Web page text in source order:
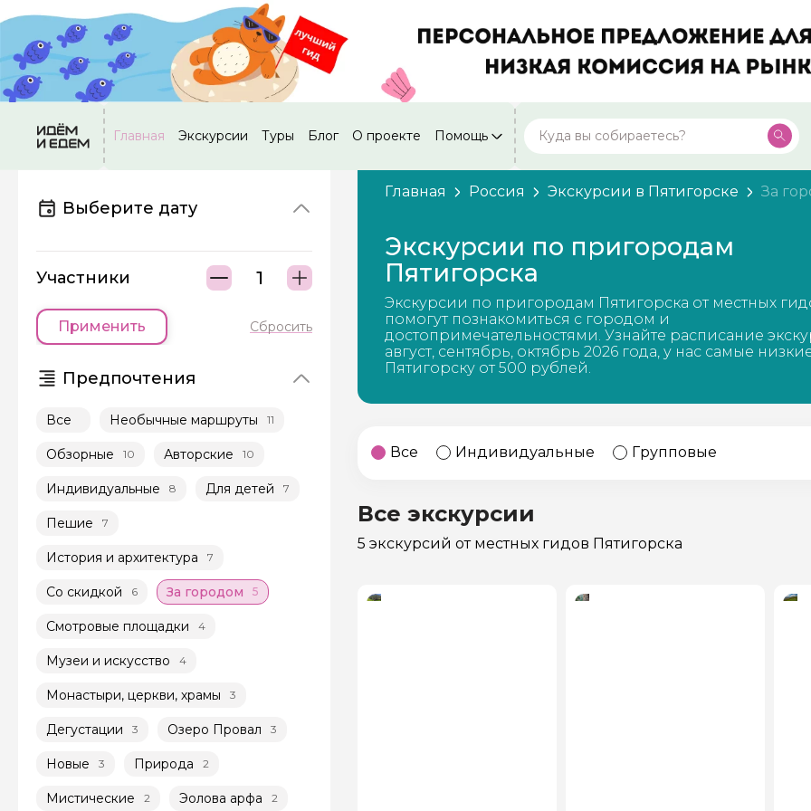
Главная Экскурсии Туры Блог О проекте Помощь
Москва
Россия
Нижний Новгород
Калининград
Россия
Кисловодск
Россия
20 экскурсий
Дербент 17 экскурсий
Посмотреть все города
Выберите дату
Участники
Применить Сбросить
Предпочтения
Все Необычные маршруты 11
Обзорные 10 Авторские 10
Индивидуальные 8 Для детей 7
Пешие 7
История и архитектура 7
Со скидкой 6 За городом 5
Смотровые площадки 4
Музеи и искусство 4
Монастыри, церкви, храмы 3
Дегустации 3 Озеро Провал 3
Новые 3 Природа 2
Мистические 2 Эолова арфа 2
Главная Россия Экскурсии в Пятигорске За
Экскурсии по пригородам
Пятигорска
Экскурсии по пригородам Пятигорска от местных
помогут познакомиться с городом и
достопримечательностями. Узнайте расписание
август, сентябрь, октябрь 2026 года, у нас самые
Пятигорску от 500 рублей.
Все Индивидуальные Групповые
Все экскурсии
5 экскурсий от местных гидов Пятигорска